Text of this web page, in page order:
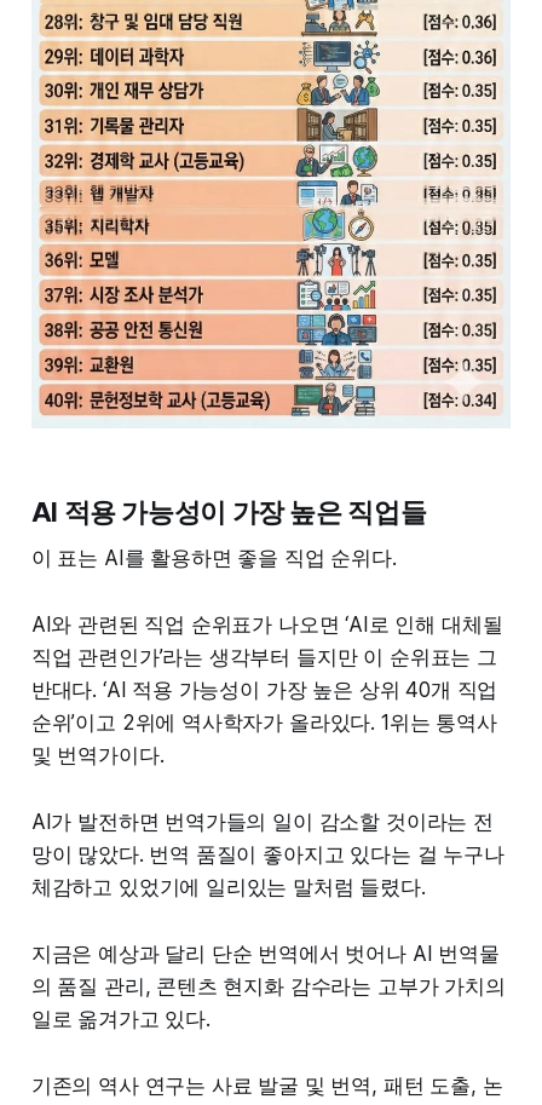
AI 적용 가능성이 가장 높은 직업들
이 표는 AI를 활용하면 좋을 직업 순위다.
AI와 관련된 직업 순위표가 나오면 ‘AI로 인해 대체될
직업 관련인가’라는 생각부터 들지만 이 순위표는 그
반대다. ‘AI 적용 가능성이 가장 높은 상위 40개 직업
순위’이고 2위에 역사학자가 올라있다. 1위는 통역사
및 번역가이다.
AI가 발전하면 번역가들의 일이 감소할 것이라는 전
망이 많았다. 번역 품질이 좋아지고 있다는 걸 누구나
체감하고 있었기에 일리있는 말처럼 들렸다.
지금은 예상과 달리 단순 번역에서 벗어나 AI 번역물
의 품질 관리, 콘텐츠 현지화 감수라는 고부가 가치의
일로 옮겨가고 있다.
기존의 역사 연구는 사료 발굴 및 번역, 패턴 도출, 논